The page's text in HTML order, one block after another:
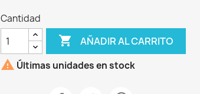
Cantidad
 AÑADIR AL CARRITO
 Últimas unidades en stock